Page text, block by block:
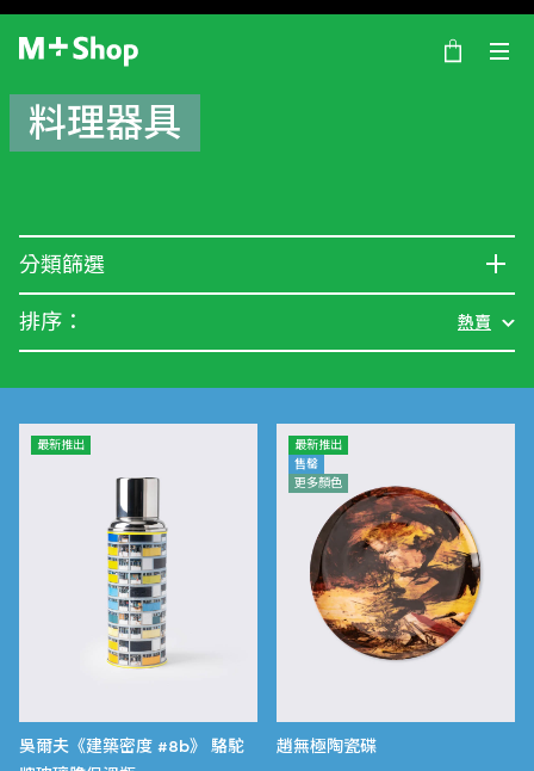
×
M+ Shop
料理器具
分類篩選
排序： 熱賣
最新推出
吳爾夫《建築密度 #8b》 駱駝
最新推出
售罄
更多顏色
趙無極陶瓷碟